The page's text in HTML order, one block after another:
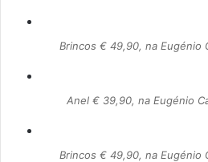
Brincos € 49,90, na Eugénio
Anel € 39,90, na Eugénio
Brincos € 49,90, na Eugénio